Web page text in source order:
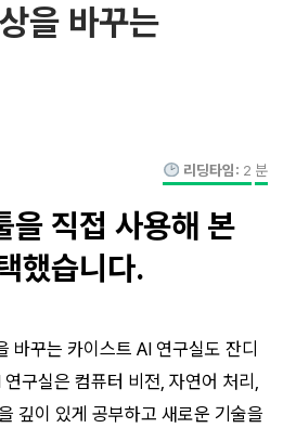
을 바꾸는
리딩타임: 2 분
을 직접 사용해 본
했습니다.
바꾸는 카이스트 AI 연구실도 잔디
구실은 컴퓨터 비전, 자연어 처리,
깊이 있게 공부하고 새로운 기술을